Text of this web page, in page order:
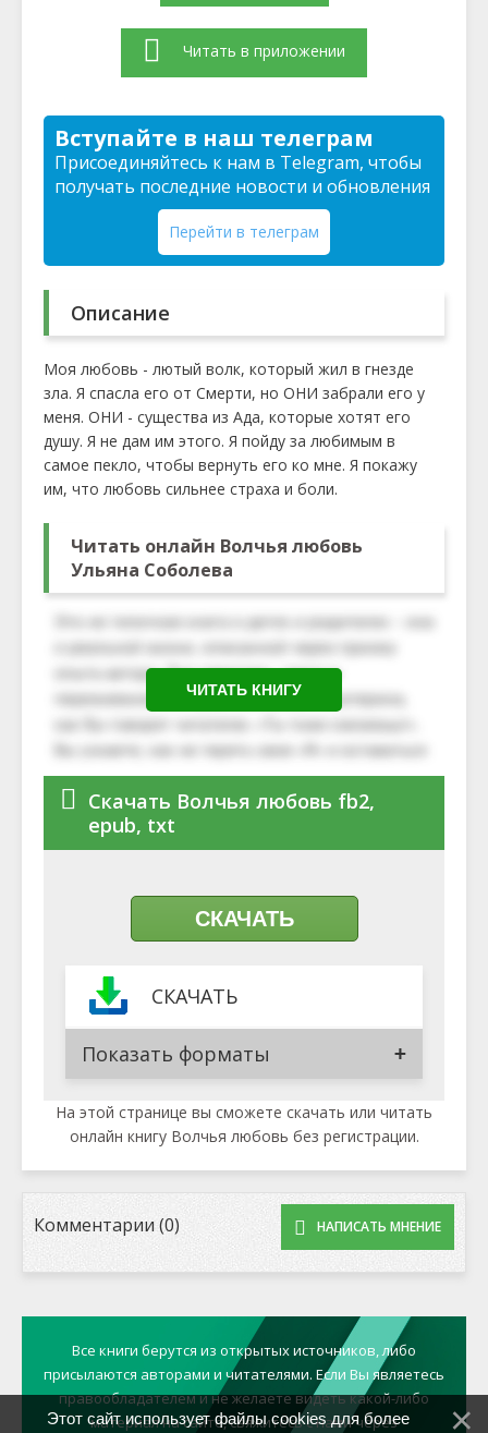
Читать в приложении
Вступайте в наш телеграм
Присоединяйтесь к нам в Telegram, чтобы
получать последние новости и обновления
Перейти в телеграм
Описание
Моя любовь - лютый волк, который жил в гнезде
зла. Я спасла его от Смерти, но ОНИ забрали его у
меня. ОНИ - существа из Ада, которые хотят его
душу. Я не дам им этого. Я пойду за любимым в
самое пекло, чтобы вернуть его ко мне. Я покажу
им, что любовь сильнее страха и боли.
Читать онлайн Волчья любовь
Ульяна Соболева
ЧИТАТЬ КНИГУ
Скачать Волчья любовь fb2,
epub, txt
СКАЧАТЬ
СКАЧАТЬ
Показать форматы
На этой странице вы сможете скачать или читать
онлайн книгу Волчья любовь без регистрации.
Комментарии (0) НАПИСАТЬ МНЕНИЕ
Все книги берутся из открытых источников, либо
присылаются авторами и читателями. Если Вы являетесь
правообладателем и не желаете видеть какой-либо
материал на сайте, свяжитесь с нами через
Этот сайт использует файлы cookies для более